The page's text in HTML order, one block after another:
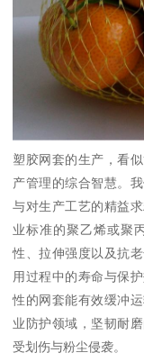
塑胶网套的生产，看
产管理的综合智慧。
与对生产工艺的精益
业标准的聚乙烯或聚
性、拉伸强度以及抗
用过程中的寿命与保
性的网套能有效缓冲
业防护领域，坚韧耐
受划伤与粉尘侵袭。